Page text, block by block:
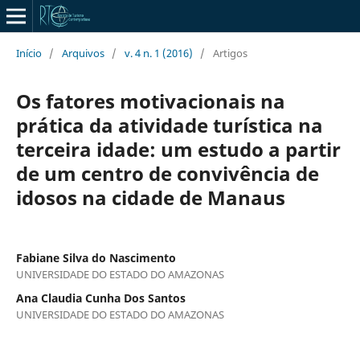
Início / Arquivos / v. 4 n. 1 (2016) / Artigos
Os fatores motivacionais na
prática da atividade turística na
terceira idade: um estudo a partir
de um centro de convivência de
idosos na cidade de Manaus
Fabiane Silva do Nascimento
UNIVERSIDADE DO ESTADO DO AMAZONAS
Ana Claudia Cunha Dos Santos
UNIVERSIDADE DO ESTADO DO AMAZONAS